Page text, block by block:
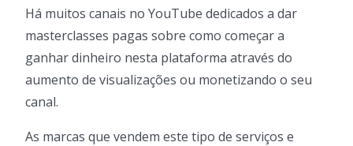
Há muitos canais no YouTube dedicados a dar
masterclasses pagas sobre como começar a
ganhar dinheiro nesta plataforma através do
aumento de visualizações ou monetizando o seu
canal.
As marcas que vendem este tipo de serviços e